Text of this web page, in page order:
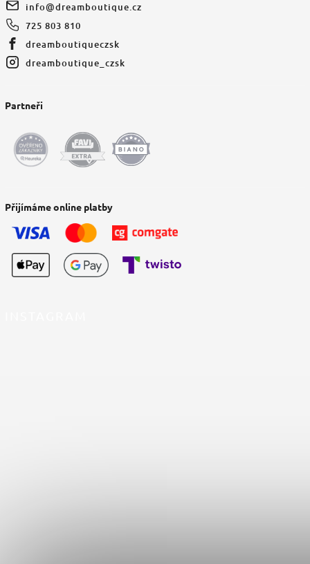
info@dreamboutique.cz
725 803 810
dreamboutiqueczsk
dreamboutique_czsk
Partneři
Přijímáme online platby